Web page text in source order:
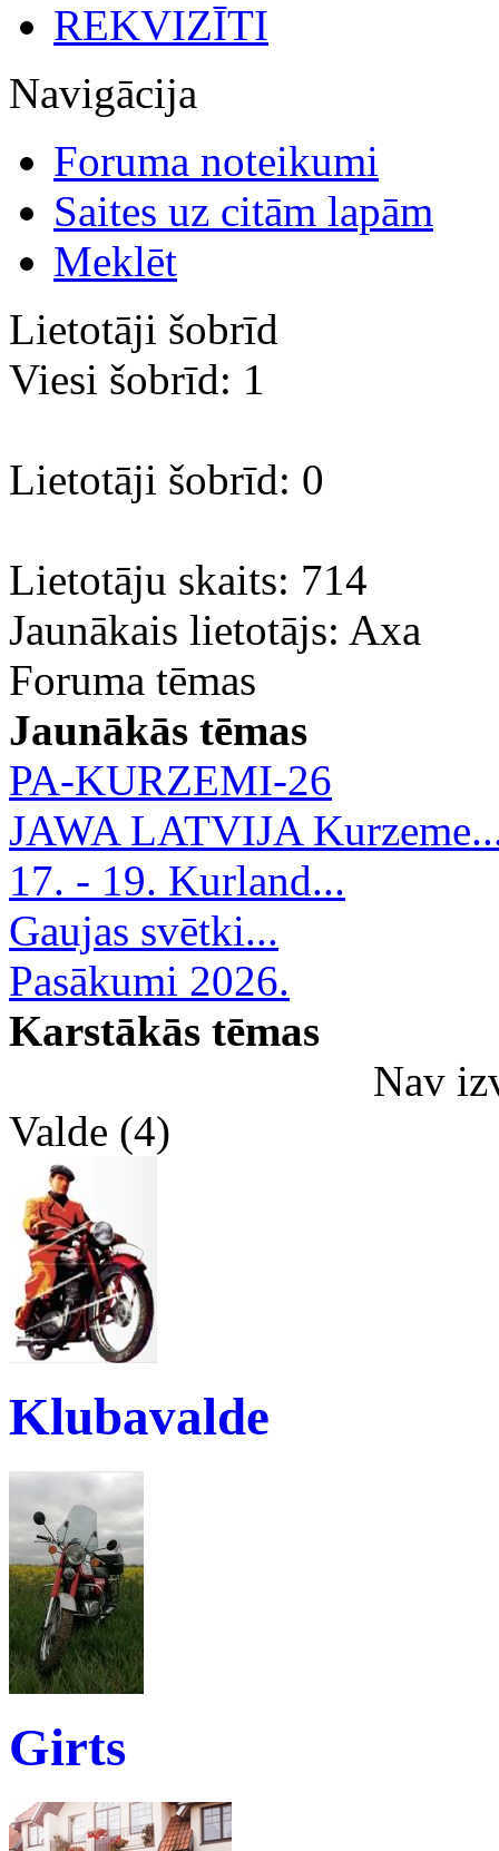
REKVIZĪTI
Navigācija
Foruma noteikumi
Saites uz citām lapām
Meklēt
Lietotāji šobrīd
Viesi šobrīd: 1
Lietotāji šobrīd: 0
Lietotāju skaits: 714
Jaunākais lietotājs: Axa
Foruma tēmas
Jaunākās tēmas
PA-KURZEMI-26
JAWA LATVIJA
17. - 19. Kurland...
Gaujas svētki...
Pasākumi 2026.
Karstākās tēmas
Nav
Valde (4)
Klubavalde
Girts